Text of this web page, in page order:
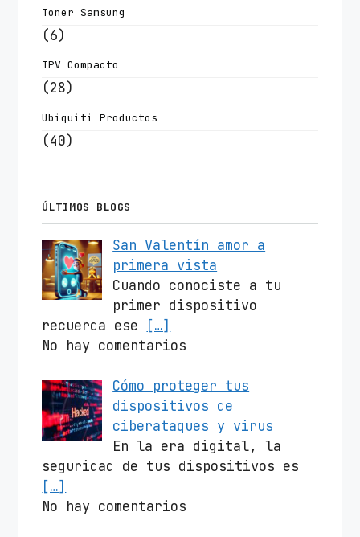
Toner Samsung
(6)
TPV Compacto
(28)
Ubiquiti Productos
(40)
ÚLTIMOS BLOGS
San Valentín amor a
primera vista
Cuando conociste a tu
primer dispositivo
recuerda ese
[…]
No hay comentarios
Cómo proteger tus
dispositivos de
ciberataques y virus
En la era digital, la
seguridad de tus dispositivos es
[…]
No hay comentarios